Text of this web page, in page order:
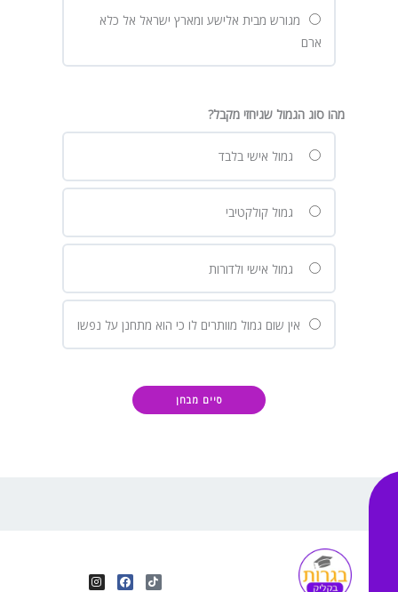
מגורש מבית אלישע ומארץ ישראל אל כלא
ארם
מהו סוג הגמול שגיחזי מקבל?
גמול אישי בלבד
גמול קולקטיבי
גמול אישי ולדורות
אין שום גמול מוותרים לו כי הוא מתחנן על נפשו
T
i
F
a
I
n
Y
o